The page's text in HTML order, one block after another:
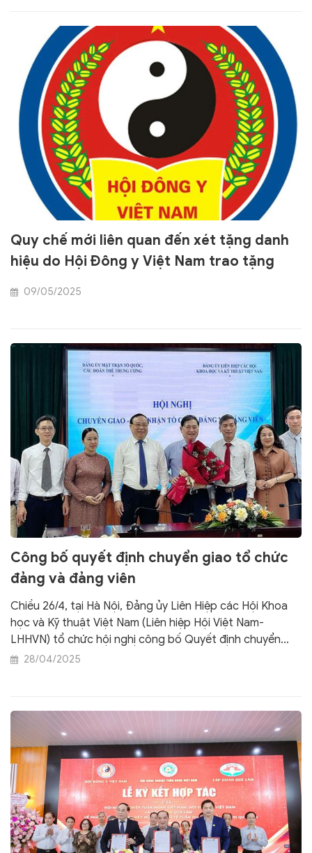
Quy chế mới liên quan đến xét tặng danh
hiệu do Hội Đông y Việt Nam trao tặng
09/05/2025
Công bố quyết định chuyển giao tổ chức
đảng và đảng viên
Chiều 26/4, tại Hà Nội, Đảng ủy Liên Hiệp các Hội Khoa
học và Kỹ thuật Việt Nam (Liên hiệp Hội Việt Nam-
LHHVN) tổ chức hội nghị công bố Quyết định chuyển
giao tổ chức đảng và đảng viên của Chi bộ Hội Đông y
ngày 24 tháng 1 năm 2025 của Bộ Chính trị về thành lập
Đảng bộ Mặt trận Tổ quốc, các đoàn thể Trung ương.
28/04/2025